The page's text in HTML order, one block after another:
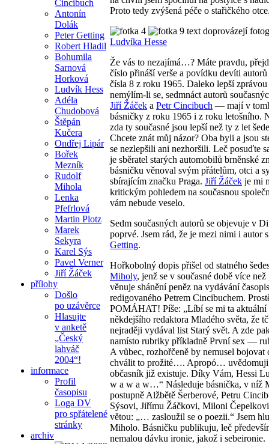
Cincibuch
Antonín
Dolák
Peter Getting
Robert Hladil
Bohumila
Sarnová
Horková
Ludvík Hess
Adéla
Chudobová
Štěpán
Kučera
Ondřej Lipár
Bořek
Mezník
Rudolf
Mihola
Lenka
Pfefrlová
Martin Plotz
Marek
Sekyra
Karel Sýs
Pavel Verner
Jiří Žáček
přílohy
Došlo
po uzávěrce
Hlasujte
v anketě
„Český
lahváč
2004“!
informace
Profil
časopisu
Loga DV
pro spřátelené
stránky
archiv
Proto tedy zvýšená péče o stařičkého
text doprovázejí
Ludvíka Hesse
Že vás to nezajímá…? Máte pravdu,
číslo přináší verše a povídku devíti
čísla 8 z roku 1965. Daleko lepší
nemýlím-li se, sedmnáct autorů
Jiří Žáček a Petr Cincibuch — mají v
básničky z roku 1965 i z roku letošního.
zda ty současné jsou lepší než ty z let
Chcete znát můj názor? Oba byli a jsou
se nezlepšili ani nezhoršili. Leč posuďte
je sběratel starých automobilů brněnské
básničku věnoval svým přátelům, otci a
sbírajícím značku Praga. Jiří Žáček je mi
kritickým pohledem na současnou
vám nebude veselo.
Sedm současných autorů se objevuje v
poprvé. Jsem rád, že je mezi nimi i
Getting.
Hořkobolný dopis přišel od statného
Miholy, jenž se v současné době více než
věnuje shánění peněz na vydávání
redigovaného Petrem Cincibuchem.
POMÁHAT! Píše: „Líbí se mi ta aktuální
někdejšího redaktora Mladého světa, že
nejraději vydával list Starý svět. A zde
namísto rubriky příkladně První sex —
A vůbec, rozhořčeně by nemusel bojovat
chválit to prožité…. Apropó… uvědomuji
občasník již existuje. Díky Vám, Hessi
w a w a w…“ Následuje básnička, v níž
postupně Alžbětě Šerberové, Petru
Sýsovi, Jiřímu Žáčkovi, Miloni
větou: „… zasloužil se o poezii.“ Jsem
Miholo. Básničku publikuju, leč
nemalou dávku ironie, jakož i sebeironie.